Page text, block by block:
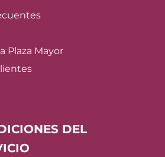
Plaza Mayor
DEL